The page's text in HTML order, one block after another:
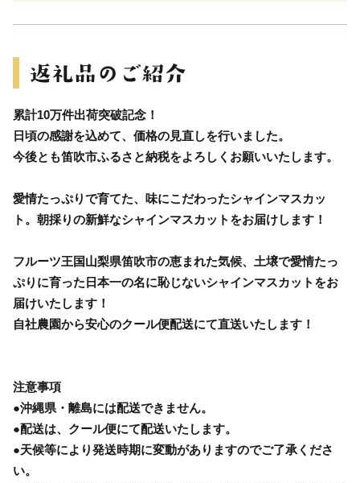
累計10万件出荷突破記念！
日頃の感謝を込めて、価格の見直しを行いました。
今後とも笛吹市ふるさと納税をよろしくお願いいたします。
愛情たっぷりで育てた、味にこだわったシャインマスカッ
ト。朝採りの新鮮なシャインマスカットをお届けします！
フルーツ王国山梨県笛吹市の恵まれた気候、土壌で愛情たっ
ぷりに育った日本一の名に恥じないシャインマスカットをお
届けいたします！
自社農園から安心のクール便配送にて直送いたします！
注意事項
●沖縄県・離島には配送できません。
●配送は、クール便にて配送いたします。
●天候等により発送時期に変動がありますのでご了承くださ
い。